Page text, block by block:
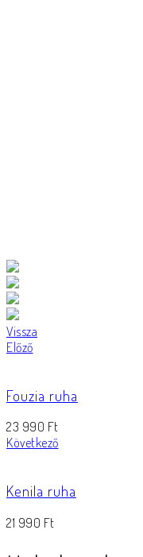
Vissza
Előző
Fouzia ruha
23 990 Ft
Következő
Kenila ruha
21 990 Ft